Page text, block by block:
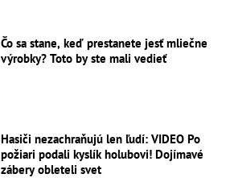
Čo sa stane, keď prestanete jesť mliečne
výrobky? Toto by ste mali vedieť
Hasiči nezachraňujú len ľudí: VIDEO Po
požiari podali kyslík holubovi! Dojímavé
zábery obleteli svet